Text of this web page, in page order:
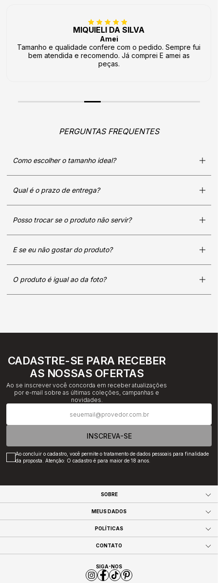
MIQUIELI DA SILVA
Amei
Tamanho e qualidade confere com o pedido. Sempre fui
bem atendida e recomendo. Já comprei E amei as
peças.
PERGUNTAS FREQUENTES
Como escolher o tamanho ideal?
Qual é o prazo de entrega?
Posso trocar se o produto não servir?
E se eu não gostar do produto?
O produto é igual ao da foto?
CADASTRE-SE PARA RECEBER
AS NOSSAS OFERTAS
Ao se inscrever você concorda em receber atualizações
por e-mail sobre as últimas coleções, campanhas e
novidades.
INSCREVA-SE
Ao concluir o cadastro, você permite o tratamento de dados pessoais para finalidade
da proposta. Atenção: O cadastro é para maior de 18 anos.
SOBRE
MEUS DADOS
POLÍTICAS
CONTATO
SIGA-NOS